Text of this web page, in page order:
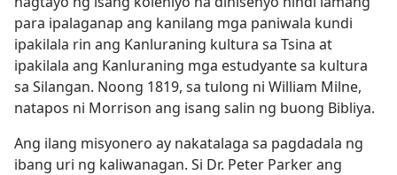
para ipalaganap ang kanilang mga paniwala kundi
ipakilala rin ang Kanluraning kultura sa Tsina at
ipakilala ang Kanluraning mga estudyante sa kultura
sa Silangan. Noong 1819, sa tulong ni William Milne,
natapos ni Morrison ang isang salin ng buong Bibliya.
Ang ilang misyonero ay nakatalaga sa pagdadala ng
ibang uri ng kaliwanagan. Si Dr. Peter Parker ang